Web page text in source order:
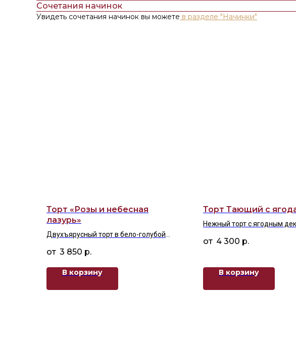
Сочетания начинок
Увидеть сочетания начинок вы можете в разделе "Начинки"
Торт «Розы и небесная
лазурь»
Двухъярусный торт в бело-голубой
3 850 р.
В корзину
Торт Тающий с
Нежный торт с ягодным
4 300 р.
В корзину